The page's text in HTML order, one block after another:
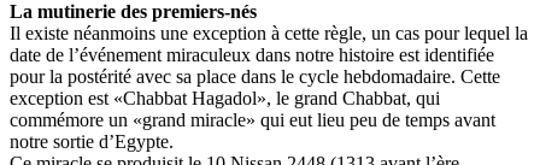
La mutinerie des premiers-nés
Il existe néanmoins une exception à cette règle, un cas pour lequel la
date de l’événement miraculeux dans notre histoire est identifiée
pour la postérité avec sa place dans le cycle hebdomadaire. Cette
exception est «Chabbat Hagadol», le grand Chabbat, qui
commémore un «grand miracle» qui eut lieu peu de temps avant
notre sortie d’Egypte.